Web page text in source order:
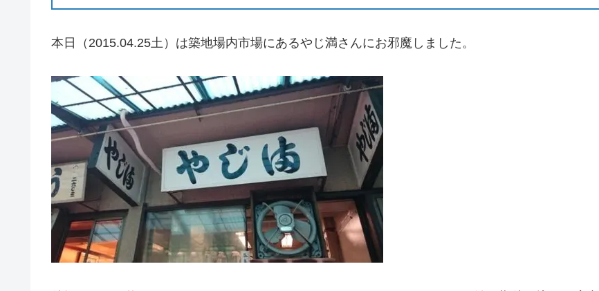
本日（2015.04.25土）は築地場内市場にあるやじ満さんにお邪魔しました。